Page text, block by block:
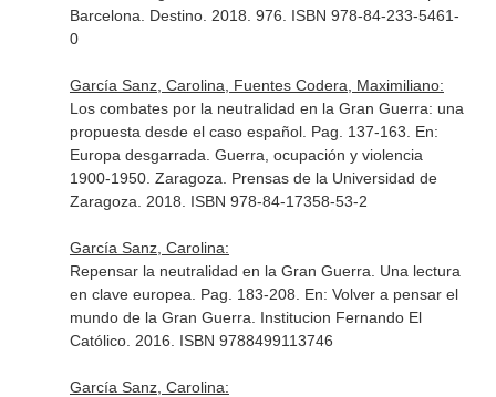
Barcelona. Destino. 2018. 976. ISBN 978-84-233-5461-
0
García Sanz, Carolina, Fuentes Codera, Maximiliano:
Los combates por la neutralidad en la Gran Guerra: una
propuesta desde el caso español. Pag. 137-163. En:
Europa desgarrada. Guerra, ocupación y violencia
1900-1950. Zaragoza. Prensas de la Universidad de
Zaragoza. 2018. ISBN 978-84-17358-53-2
García Sanz, Carolina:
Repensar la neutralidad en la Gran Guerra. Una lectura
en clave europea. Pag. 183-208. En: Volver a pensar el
mundo de la Gran Guerra . Institucion Fernando El
Católico. 2016. ISBN 9788499113746
García Sanz, Carolina: